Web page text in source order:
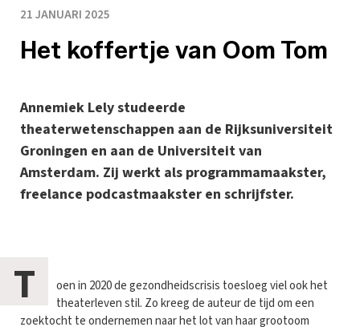
21 JANUARI 2025
Het koffertje van Oom Tom
Annemiek Lely studeerde
theaterwetenschappen aan de Rijksuniversiteit
Groningen en aan de Universiteit van
Amsterdam. Zij werkt als programmamaakster,
freelance podcastmaakster en schrijfster.
T
oen in 2020 de gezondheidscrisis toesloeg viel ook het
theaterleven stil. Zo kreeg de auteur de tijd om een
zoektocht te ondernemen naar het lot van haar grootoom